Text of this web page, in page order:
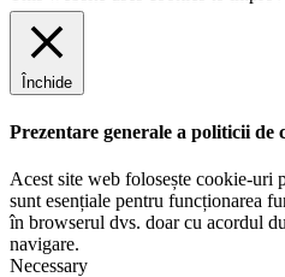
Închide
Prezentare generale a politicii de
Acest site web folosește cookie-uri
sunt esențiale pentru funcționarea
în browserul dvs. doar cu acordul
navigare.
Necessary